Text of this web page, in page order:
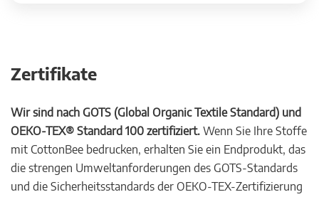
Zertifikate
Wir sind nach GOTS (Global Organic Textile Standard) und
OEKO-TEX® Standard 100 zertifiziert. Wenn Sie Ihre Stoffe
mit CottonBee bedrucken, erhalten Sie ein Endprodukt, das
die strengen Umweltanforderungen des GOTS-Standards
und die Sicherheitsstandards der OEKO-TEX-Zertifizierung